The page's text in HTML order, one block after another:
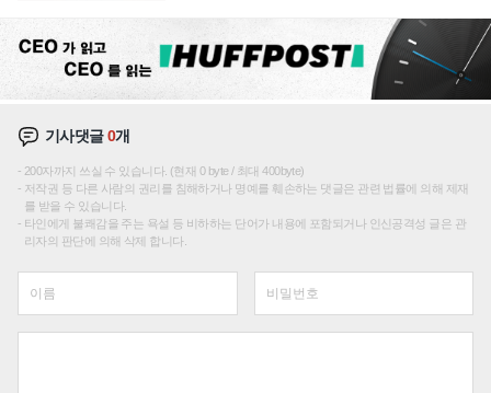
기사댓글0개
200자까지 쓰실 수 있습니다. (현재 0 byte / 최대 400byte)
저작권 등 다른 사람의 권리를 침해하거나 명예를 훼손하는 댓글은 관련 법률에 의해 제재
를 받을 수 있습니다.
타인에게 불쾌감을 주는 욕설 등 비하하는 단어가 내용에 포함되거나 인신공격성 글은 관
리자의 판단에 의해 삭제 합니다.